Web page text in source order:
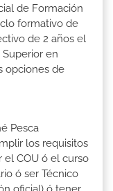
de Formación
formativo de
de 2 años el
en
opciones de
Pesca
los requisitos
el COU ó el curso
ó ser Técnico